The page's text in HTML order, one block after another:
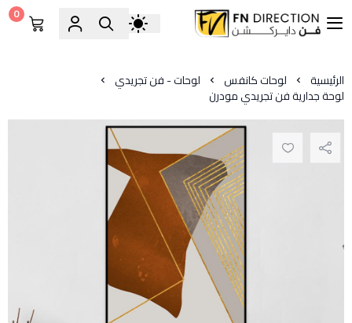
فن دايركشن
0
الرئيسية لوحات كانفس لوحات - فن تجريدي
لوحة جدارية فن تجريدي مودرن